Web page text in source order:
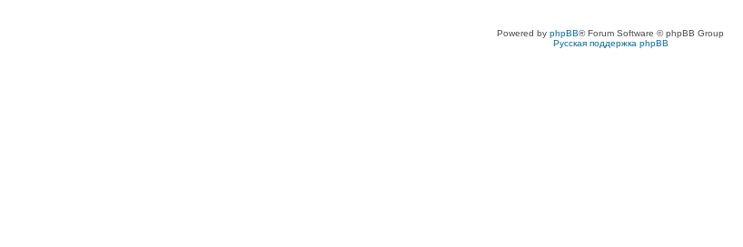
Powered by phpBB® Forum Software © phpBB Group
Русская поддержка phpBB